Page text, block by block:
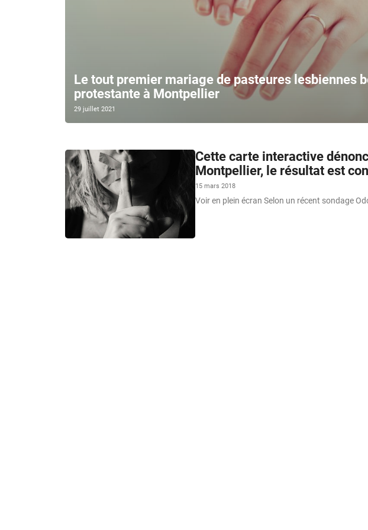
Le tout premier mariage de pasteures lesbiennes
protestante à Montpellier
29 juillet 2021
Cette carte interactive
Montpellier, le résultat est
15 mars 2018
Voir en plein écran Selon un récent sondage